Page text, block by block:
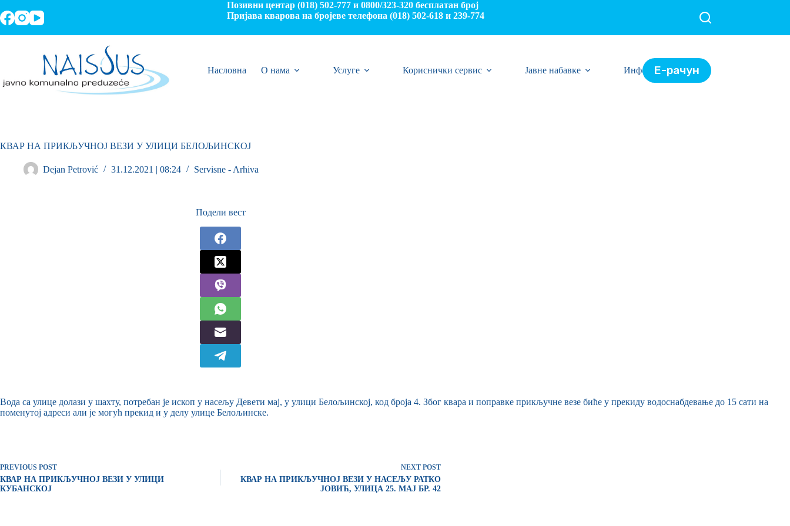
Позивни центар (018) 502-777 и 0800/323-320 бесплатан број
Пријава кварова на бројеве телефона (018) 502-618 и 239-774
Насловна О нама Услуге Кориснички сервис Јавне набавке ИнформацијеЕ-рачун
КВАР НА ПРИКЉУЧНОЈ ВЕЗИ У УЛИЦИ БЕЛОЉИНСКОЈ
Dejan Petrović 31.12.2021 | 08:24 Servisne - Arhiva
Подели вест
Вода са улице долази у шахту, потребан је ископ у насељу Девети мај, у улици Белољинској, код броја 4. Због квара и поправке прикључне везе биће у прекиду водоснабдевање до 15 сати на
поменутој адреси али је могућ прекид и у делу улице Белољинске.
PREVIOUS POST
КВАР НА ПРИКЉУЧНОЈ ВЕЗИ У УЛИЦИ
КУБАНСКОЈ
NEXT POST
КВАР НА ПРИКЉУЧНОЈ ВЕЗИ У НАСЕЉУ РАТКО
ЈОВИЋ, УЛИЦА 25. МАЈ БР. 42